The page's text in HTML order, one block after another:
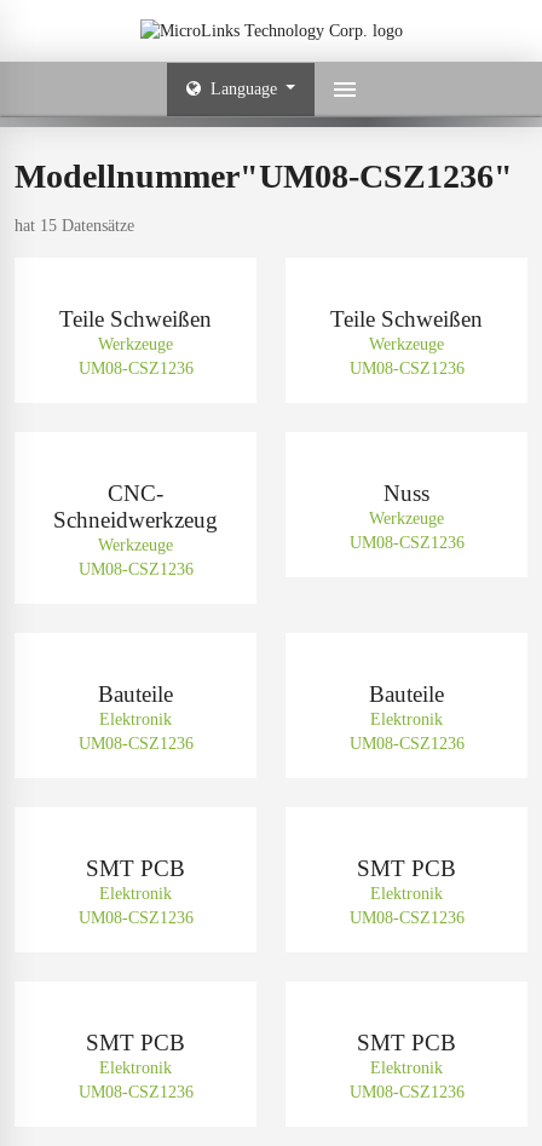
Language
Modellnummer"UM08-CSZ1236"
hat 15 Datensätze
Teile Schweißen
Werkzeuge
UM08-CSZ1236
Teile Schweißen
Werkzeuge
UM08-CSZ1236
CNC-
Schneidwerkzeug
Werkzeuge
UM08-CSZ1236
Nuss
Werkzeuge
UM08-CSZ1236
Bauteile
Elektronik
UM08-CSZ1236
Bauteile
Elektronik
UM08-CSZ1236
SMT PCB
Elektronik
UM08-CSZ1236
SMT PCB
Elektronik
UM08-CSZ1236
SMT PCB
Elektronik
UM08-CSZ1236
SMT PCB
Elektronik
UM08-CSZ1236